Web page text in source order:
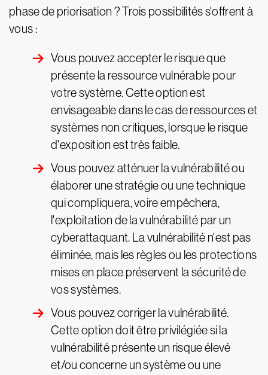
phase de priorisation ? Trois possibilités s'offrent à
vous :
Vous pouvez accepter le risque que
présente la ressource vulnérable pour
votre système. Cette option est
envisageable dans le cas de ressources et
systèmes non critiques, lorsque le risque
d'exposition est très faible.
Vous pouvez atténuer la vulnérabilité ou
élaborer une stratégie ou une technique
qui compliquera, voire empêchera,
l'exploitation de la vulnérabilité par un
cyberattaquant. La vulnérabilité n'est pas
éliminée, mais les règles ou les protections
mises en place préservent la sécurité de
vos systèmes.
Vous pouvez corriger la vulnérabilité.
Cette option doit être privilégiée si la
vulnérabilité présente un risque élevé
et/ou concerne un système ou une